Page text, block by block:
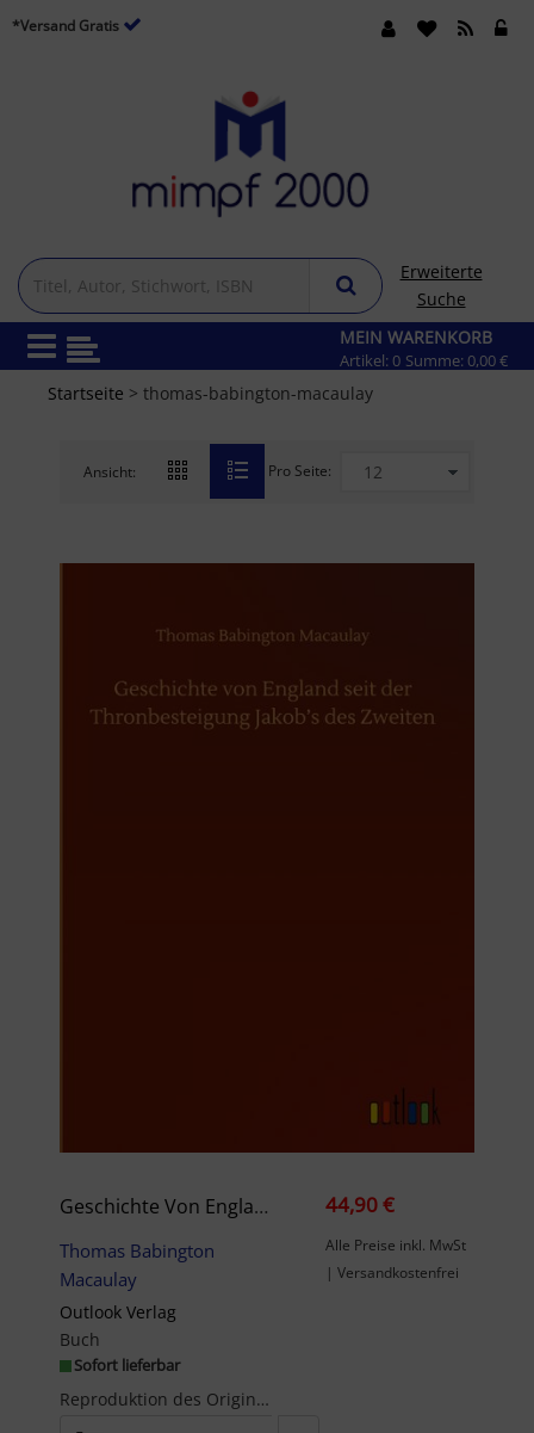
*Versand Gratis
Erweiterte
Suche
MEIN WARENKORB
Artikel: 0 Summe: 0,00 €
Startseite > thomas-babington-macaulay
Ansicht: Pro Seite:
Geschichte Von England Seit Der Thronbesteigung Jakob’s Des Zweiten
Thomas Babington
Macaulay
Outlook Verlag
Buch
Sofort lieferbar
Reproduktion des Originals: Geschichte von England seit der Thronbesteigung Jakob¿s des Zweiten v...
44,90 €
Alle Preise inkl. MwSt
| Versandkostenfrei